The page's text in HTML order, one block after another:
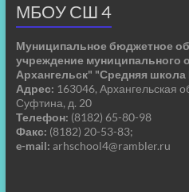
МБОУ СШ 4
Муниципальное бюджетное
учреждение муниципального
Архангельск" "Средняя
Адрес: 163046, Архангельская
Суфтина, д. 20
Телефон: (8182) 65-80-98
Факс: (8182) 20-53-83;
e-mail: arhschool4@rambler.ru